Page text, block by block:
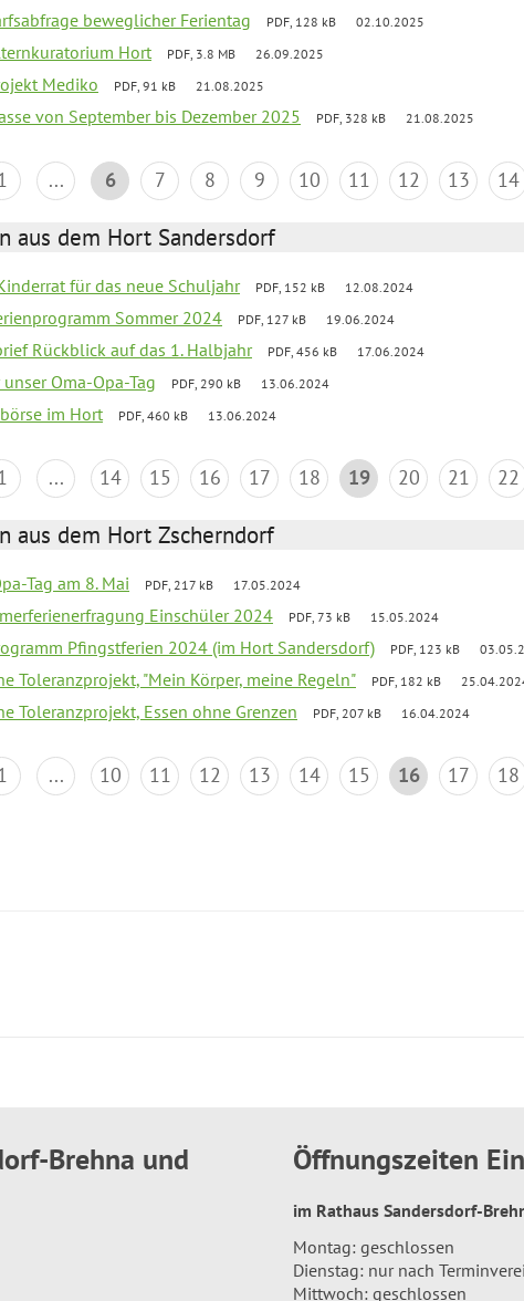
beweglicher Ferientag PDF, 128 kB 02.10.2025
Hort PDF, 3.8 MB 26.09.2025
Mediko PDF, 91 kB 21.08.2025
von September bis Dezember 2025 PDF, 328 kB 21.08.2025
... 6 7 8 9 10 11 12 13 14
aus dem Hort Sandersdorf
für das neue Schuljahr PDF, 152 kB 12.08.2024
Sommer 2024 PDF, 127 kB 19.06.2024
Rückblick auf das 1. Halbjahr PDF, 456 kB 17.06.2024
Oma-Opa-Tag PDF, 290 kB 13.06.2024
im Hort PDF, 460 kB 13.06.2024
... 14 15 16 17 18 19 20 21 22
aus dem Hort Zscherndorf
Tag am 8. Mai PDF, 217 kB 17.05.2024
Einschüler 2024 PDF, 73 kB 15.05.2024
Pfingstferien 2024 (im Hort Sandersdorf) PDF, 123 kB
Toleranzprojekt, "Mein Körper, meine Regeln" PDF, 182 kB
Toleranzprojekt, Essen ohne Grenzen PDF, 207 kB 16.04.2024
... 10 11 12 13 14 15 16 17 18
Brehna und
Öffnungszeiten
im Rathaus Sandersdorf-
Montag: geschlossen
Dienstag: nur nach
Mittwoch: geschlossen